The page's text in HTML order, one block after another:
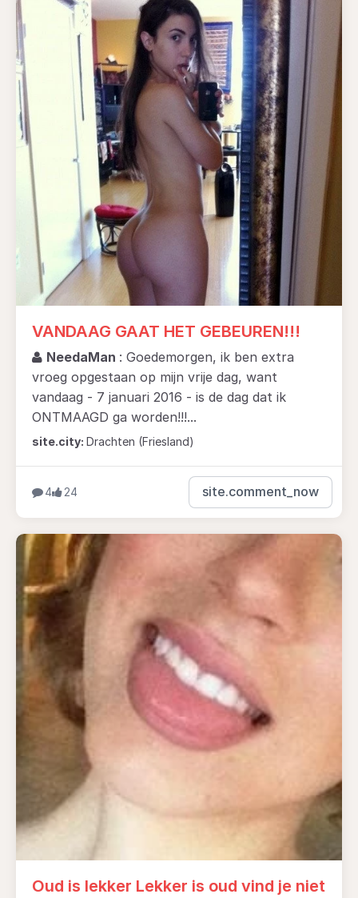
VANDAAG GAAT HET GEBEUREN!!!
NeedaMan : Goedemorgen, ik ben extra
vroeg opgestaan op mijn vrije dag, want
vandaag - 7 januari 2016 - is de dag dat ik
ONTMAAGD ga worden!!!...
site.city: Drachten (Friesland)
4 24 site.comment_now
Oud is lekker Lekker is oud vind je niet